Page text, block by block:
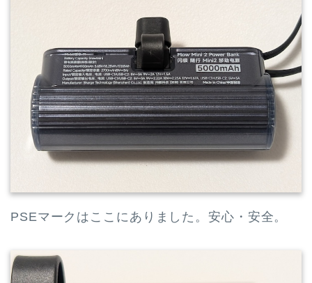
PSEマークはここにありました。安心・安全。